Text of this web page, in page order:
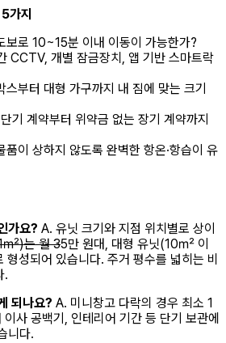
가지
보로 10~15분 이내 이동이 가능한가?
CCTV, 개별 잠금장치, 앱 기반 스마트락
스부터 대형 가구까지 내 짐에 맞는 크기
기 계약부터 위약금 없는 장기 계약까지
품이 상하지 않도록 완벽한 항온·항습이 유
가요? A. 유닛 크기와 지점 위치별로 상이
㎡)는 월 35만 원대, 대형 유닛(10㎡ 이
성되어 있습니다. 주거 평수를 넓히는 비
.
되나요? A. 미니창고 다락의 경우 최소 1
사 공백기, 인테리어 기간 등 단기 보관에
니다.